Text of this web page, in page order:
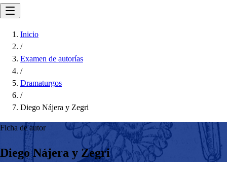
Inicio
/
Examen de autorías
/
Dramaturgos
/
Diego Nájera y Zegri
Ficha de autor
Diego Nájera y Zegri